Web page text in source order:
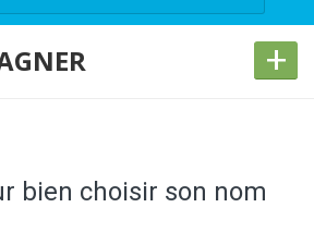
+
bien choisir son nom